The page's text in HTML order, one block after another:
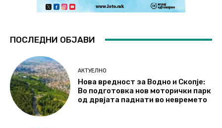
ПОСЛЕДНИ ОБЈАВИ
АКТУЕЛНО
Нова вредност за Водно и Скопје:
Во подготовка нов моторички парк
од дрвјата паднати во невремето